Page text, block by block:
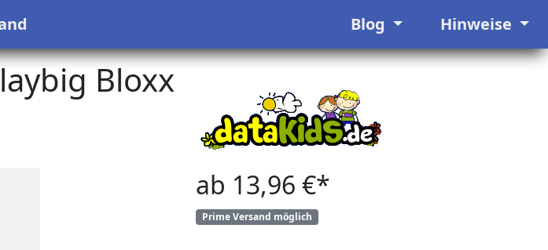
Blog Hinweise
Bloxx
ab 13,96 €*
Prime Versand möglich